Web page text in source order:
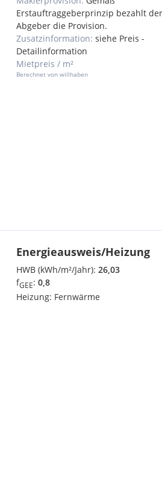
Erstauftraggeberprinzip bezahlt der
Abgeber die Provision.
Zusatzinformation: siehe Preis -
Detailinformation
Mietpreis / m²
Berechnet von willhaben
Energieausweis/Heizung
HWB (kWh/m²/Jahr): 26,03
fGEE: 0,8
Heizung: Fernwärme